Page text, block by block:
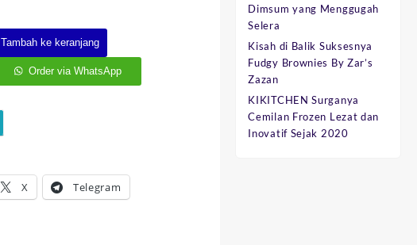
Tambah ke keranjang
Order via WhatsApp
X Telegram
Dimsum yang Menggugah
Selera
Kisah di Balik Suksesnya
Fudgy Brownies By Zar’s
Zazan
KIKITCHEN Surganya
Cemilan Frozen Lezat dan
Inovatif Sejak 2020